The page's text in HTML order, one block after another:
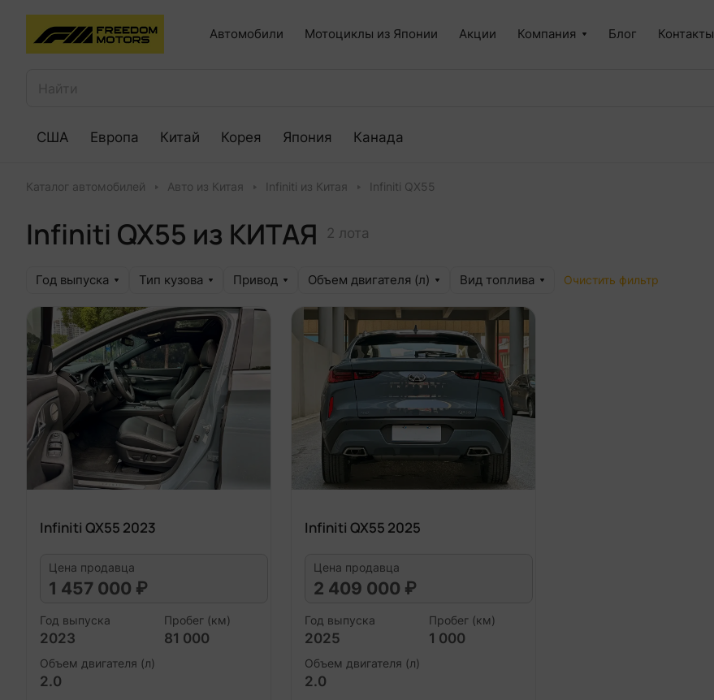
Автомобили Мотоциклы из Японии Акции Компания Блог Контакты
США Европа Китай Корея Япония Канада
Каталог автомобилей Авто из Китая Infiniti из Китая Infiniti QX55
Infiniti QX55 из КИТАЯ 2 лота
Год выпуска Тип кузова Привод Объем двигателя (л) Вид топлива Очистить фильтр
Infiniti QX55 2023
Цена продавца
1 457 000 ₽
Год выпуска
2023
Пробег (км)
81 000
Объем двигателя (л)
2.0
Infiniti QX55 2025
Цена продавца
2 409 000 ₽
Год выпуска
2025
Пробег (км)
1 000
Объем двигателя (л)
2.0